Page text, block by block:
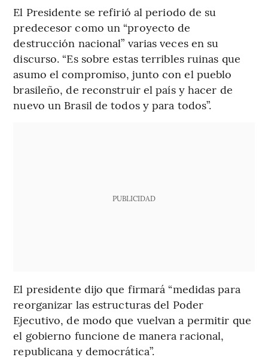
El Presidente se refirió al periodo de su
predecesor como un “proyecto de
destrucción nacional” varias veces en su
discurso. “Es sobre estas terribles ruinas que
asumo el compromiso, junto con el pueblo
brasileño, de reconstruir el país y hacer de
nuevo un Brasil de todos y para todos”.
PUBLICIDAD
El presidente dijo que firmará “medidas para
reorganizar las estructuras del Poder
Ejecutivo, de modo que vuelvan a permitir que
el gobierno funcione de manera racional,
republicana y democrática”.